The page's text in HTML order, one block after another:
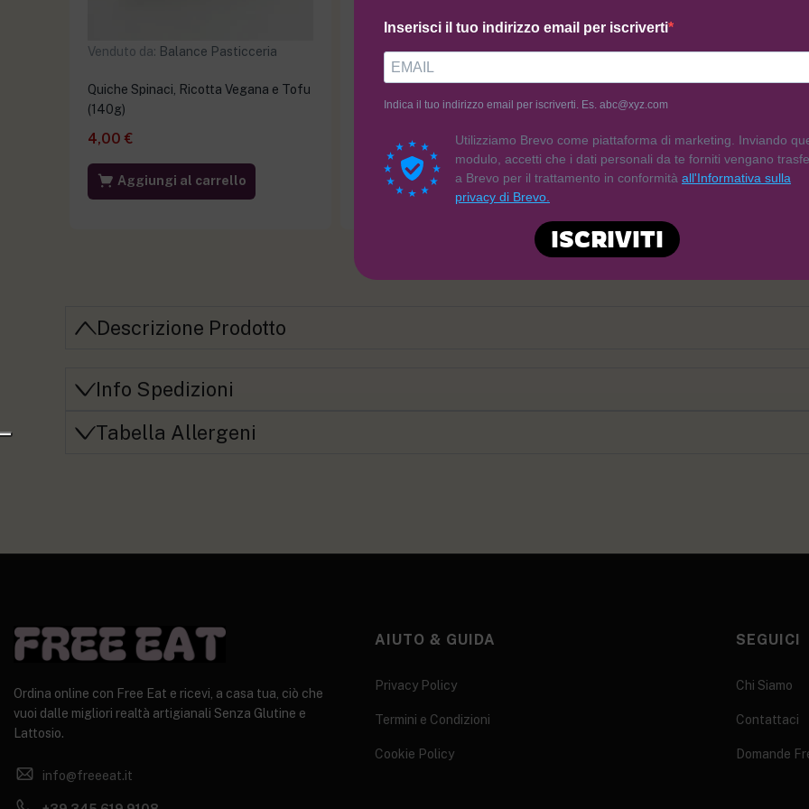
Inserisci il tuo indirizzo email per iscriverti
Indica il tuo indirizzo email per iscriverti. Es. abc@xyz.com
Utilizziamo Brevo come piattaforma di marketing. Inviando
modulo, accetti che i dati personali da te forniti vengano
a Brevo per il trattamento in conformità all'Informativa sulla
privacy di Brevo.
ISCRIVITI
Venduto da: Balance Pasticceria
Quiche Spinaci, Ricotta Vegana e Tofu
(140g)
4,00 €
Aggiungi al carrello
Venduto da:Balance Pasticceria
(140g)
€
Aggiungi al carrello
Venduto da:Balance
3,50€
Aggiungi al carrello
Descrizione Prodotto
Info Spedizioni
Tabella Allergeni
Ordina online con Free Eat e ricevi, a casa tua, ciò che
vuoi dalle migliori realtà artigianali Senza Glutine e
Lattosio.
info@freeeat.it
AIUTO & GUIDA
Privacy Policy
Termini e Condizioni
Cookie Policy
SEGUICI
Chi Siamo
Contattaci
Domande